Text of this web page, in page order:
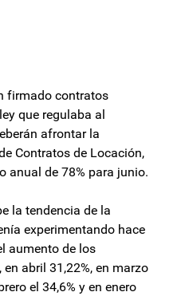
firmado contratos
que regulaba al
afrontar la
Contratos de Locación,
anual de 78% para junio.
la tendencia de la
experimentando hace
aumento de los
abril 31,22%, en marzo
el 34,6% y en enero